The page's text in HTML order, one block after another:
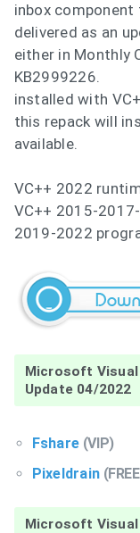
inbox
delivered as an
either in Monthly
KB2999226.
installed with
this repack will
available.
VC++ 2022
VC++ 2015-
2019-2022
Microsoft Visual
Update 04/2022
Fshare (VIP)
Pixeldrain
Microsoft Visual